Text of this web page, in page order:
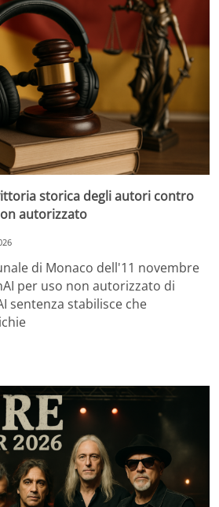
storica degli autori contro
autorizzato
di Monaco dell'11 novembre
per uso non autorizzato di
sentenza stabilisce che